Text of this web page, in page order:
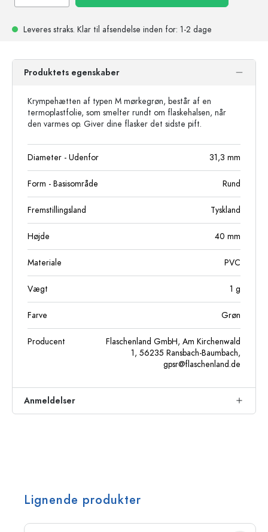
Leveres straks. Klar til afsendelse inden for: 1-2 dage
Produktets egenskaber
Krympehætten af typen M mørkegrøn, består af en
termoplastfolie, som smelter rundt om flaskehalsen, når
den varmes op. Giver dine flasker det sidste pift.
Diameter - Udenfor 31,3 mm
Form - Basisområde Rund
Fremstillingsland Tyskland
Højde 40 mm
Materiale PVC
Vægt 1 g
Farve Grøn
Producent
Flaschenland GmbH, Am Kirchenwald
1, 56235 Ransbach-Baumbach,
gpsr@flaschenland.de
Anmeldelser
Lignende produkter